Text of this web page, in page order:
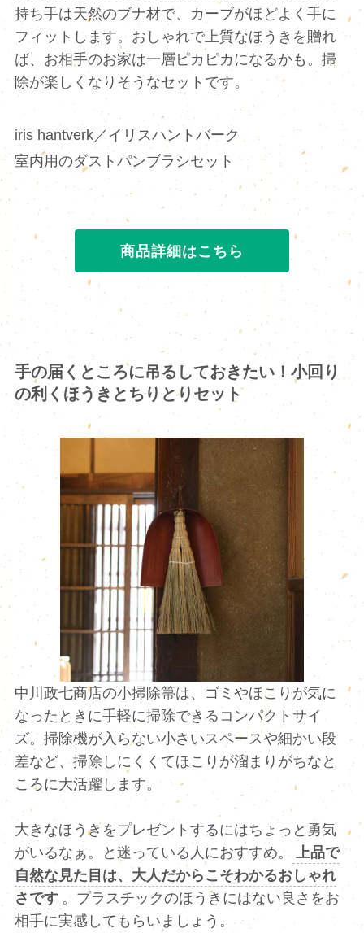
持ち手は天然のブナ材で、カーブがほどよく手に
フィットします。おしゃれで上質なほうきを贈れ
ば、お相手のお家は一層ピカピカになるかも。掃
除が楽しくなりそうなセットです。
iris hantverk／イリスハントバーク
室内用のダストパンブラシセット
商品詳細はこちら
手の届くところに吊るしておきたい！小回り
の利くほうきとちりとりセット
中川政七商店の小掃除箒は、ゴミやほこりが気に
なったときに手軽に掃除できるコンパクトサイ
ズ。掃除機が入らない小さいスペースや細かい段
差など、掃除しにくくてほこりが溜まりがちなと
ころに大活躍します。
大きなほうきをプレゼントするにはちょっと勇気
がいるなぁ。と迷っている人におすすめ。
上品で
自然な見た目は、大人だからこそわかるおしゃれ
さです 。プラスチックのほうきにはない良さをお
相手に実感してもらいましょう。